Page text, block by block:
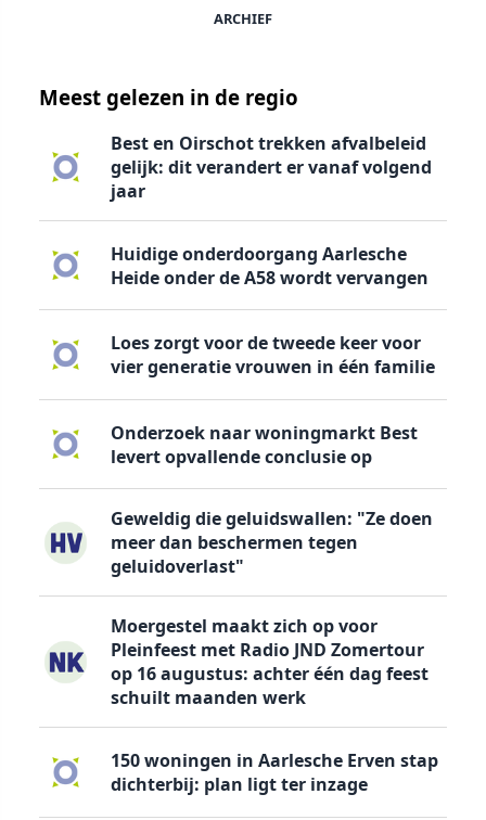
ARCHIEF
Meest gelezen in de regio
Best en Oirschot trekken afvalbeleid
gelijk: dit verandert er vanaf volgend
jaar
Huidige onderdoorgang Aarlesche
Heide onder de A58 wordt vervangen
Loes zorgt voor de tweede keer voor
vier generatie vrouwen in één familie
Onderzoek naar woningmarkt Best
levert opvallende conclusie op
Geweldig die geluidswallen: "Ze doen
meer dan beschermen tegen
geluidoverlast"
Moergestel maakt zich op voor
Pleinfeest met Radio JND Zomertour
op 16 augustus: achter één dag feest
schuilt maanden werk
150 woningen in Aarlesche Erven stap
dichterbij: plan ligt ter inzage